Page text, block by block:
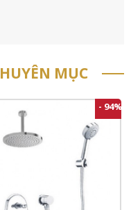
MỤC
- 94%